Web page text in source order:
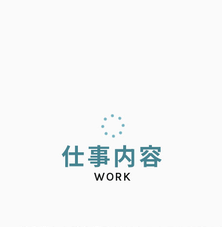
仕事内容
WORK